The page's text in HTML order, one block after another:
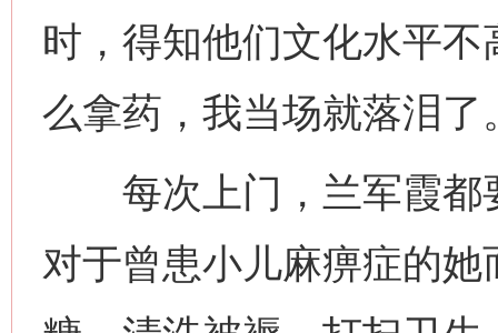
时，得知他们文化水平
么拿药，我当场就落泪了
每次上门，兰军霞都
对于曾患小儿麻痹症的